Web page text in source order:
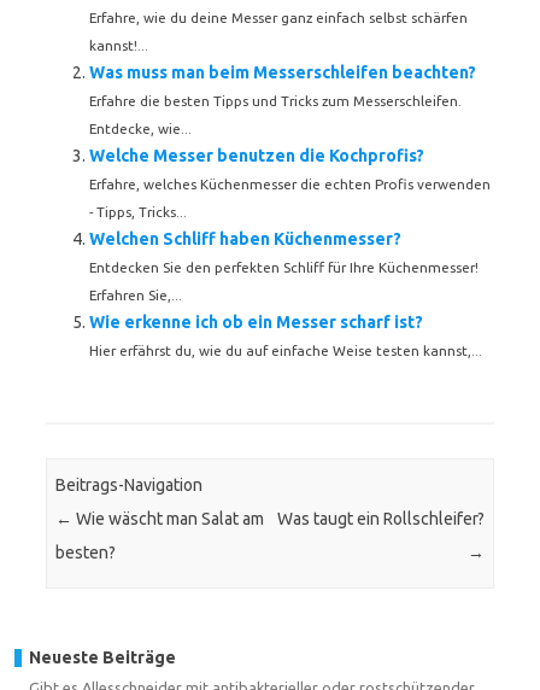
Erfahre, wie du deine Messer ganz einfach selbst schärfen
kannst!...
Was muss man beim Messerschleifen beachten?
Erfahre die besten Tipps und Tricks zum Messerschleifen.
Entdecke, wie...
Welche Messer benutzen die Kochprofis?
Erfahre, welches Küchenmesser die echten Profis verwenden
- Tipps, Tricks...
Welchen Schliff haben Küchenmesser?
Entdecken Sie den perfekten Schliff für Ihre Küchenmesser!
Erfahren Sie,...
Wie erkenne ich ob ein Messer scharf ist?
Hier erfährst du, wie du auf einfache Weise testen kannst,...
Beitrags-Navigation
← Wie wäscht man Salat am
besten?
Was taugt ein Rollschleifer?
→
Neueste Beiträge